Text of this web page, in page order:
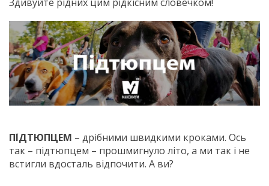
ПІ́ДТЮПЦЕМ – дрібними швидкими кроками. Ось
так – підтюпцем – прошмигнуло літо, а ми так і не
встигли вдосталь відпочити. А ви?